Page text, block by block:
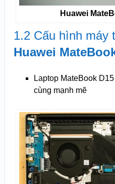
Huawei
1.2 Cấu hình máy
Huawei
Laptop MateBook
cùng mạnh mẽ